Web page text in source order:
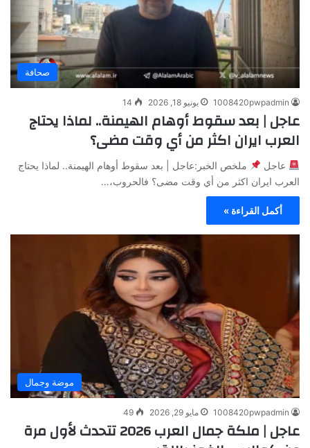
صحافة
1008420pwpadmin يونيو 18, 2026 14
عاجل | بعد سقوط أوهام الهيمنة.. لماذا يحتاج
العرب ايران اكثر من أي وقت مضى؟
عاجل
ملخص الخبر:عاجل | بعد سقوط أوهام الهيمنة.. لماذا يحتاج
العرب ايران اكثر من أي وقت مضى؟ فالحروب،…
أكمل القراءة »
موضة وجمال
1008420pwpadmin مايو 29, 2026 49
عاجل | ملكة جمال العرب 2026 تتحدث لأول مرة